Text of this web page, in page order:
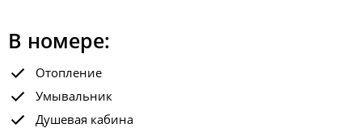
В номере:
Отопление
Умывальник
Душевая кабина